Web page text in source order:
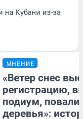
на Кубани из-за
МНЕНИЕ
«Ветер снес
регистрацию,
подиум,
деревья»: